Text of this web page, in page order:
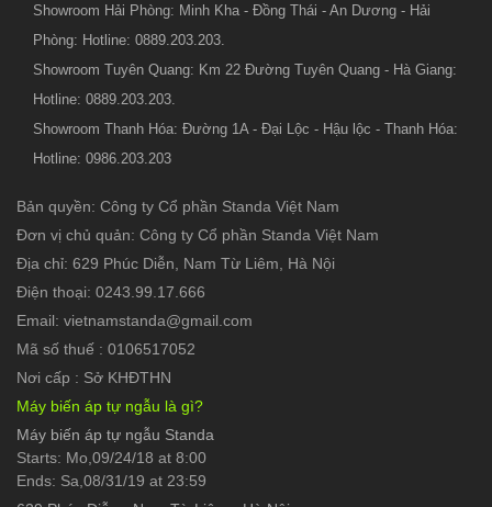
Showroom Hải Phòng: Minh Kha - Đồng Thái - An Dương - Hải
Phòng: Hotline: 0889.203.203.
Showroom Tuyên Quang: Km 22 Đường Tuyên Quang - Hà Giang:
Hotline: 0889.203.203.
Showroom Thanh Hóa: Đường 1A - Đại Lộc - Hậu lộc - Thanh Hóa:
Hotline: 0986.203.203
Bản quyền: Công ty Cổ phần Standa Việt Nam
Đơn vị chủ quản: Công ty Cổ phần Standa Việt Nam
Địa chỉ: 629 Phúc Diễn, Nam Từ Liêm, Hà Nội
Điện thoại: 0243.99.17.666
Email: vietnamstanda@gmail.com
Mã số thuế : 0106517052
Nơi cấp : Sở KHĐTHN
Máy biến áp tự ngẫu là gì?
Máy biến áp tự ngẫu Standa
Starts: Mo,09/24/18 at 8:00
Ends: Sa,08/31/19 at 23:59